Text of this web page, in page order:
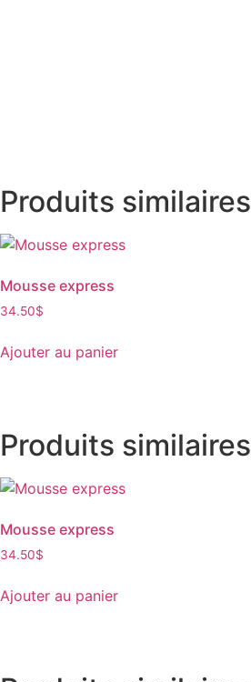
Produits similaires
Mousse express
34.50$
Ajouter au panier
Produits similaires
Mousse express
34.50$
Ajouter au panier